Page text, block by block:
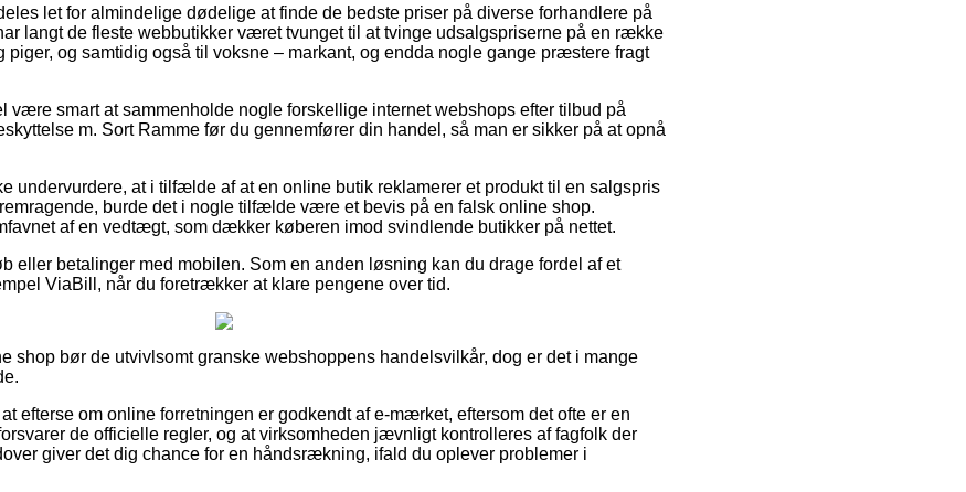
let for almindelige dødelige at finde de bedste priser på diverse forhandlere på
langt de fleste webbutikker været tvunget til at tvinge udsalgspriserne på en række
piger, og samtidig også til voksne – markant, og endda nogle gange præstere fragt
smart at sammenholde nogle forskellige internet webshops efter tilbud på
m. Sort Ramme før du gennemfører din handel, så man er sikker på at opnå
undervurdere, at i tilfælde af at en online butik reklamerer et produkt til en salgspris
burde det i nogle tilfælde være et bevis på en falsk online shop.
af en vedtægt, som dækker køberen imod svindlende butikker på nettet.
eller betalinger med mobilen. Som en anden løsning kan du drage fordel af et
ViaBill, når du foretrækker at klare pengene over tid.
shop bør de utvivlsomt granske webshoppens handelsvilkår, dog er det i mange
efterse om online forretningen er godkendt af e-mærket, eftersom det ofte er en
de officielle regler, og at virksomheden jævnligt kontrolleres af fagfolk der
giver det dig chance for en håndsrækning, ifald du oplever problemer i